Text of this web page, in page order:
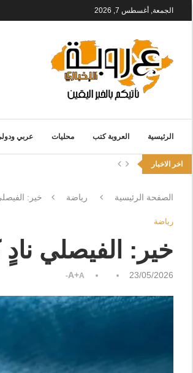
الجمعة, أغسطس 7, 2026
الرئيسية العروبة كتب محليات عربي
اخر الاخبار
الصفحة الرئيسية رياضة خير:
رياضة
خير: الفيصلي
23/05/2026
A+A-